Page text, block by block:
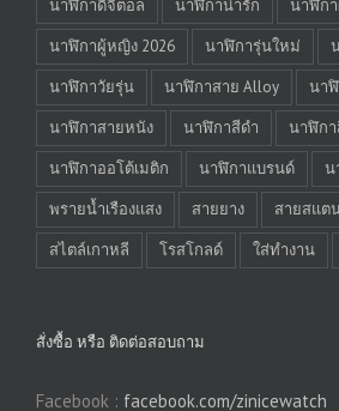
นาฬิกาดิจิตอล
นาฬิกาน่ารัก
นาฬิก
นาฬิกาผู้หญิง 2026
นาฬิการุ่นใหม่
นาฬิกาวัยรุ่น
นาฬิกาสาย Alloy
นา
นาฬิกาสายหนัง
นาฬิกาสีดำ
นาฬิก
นาฬิกาออโต้เมติก
นาฬิกาแบรนด์
น
พรายน้ำเรืองแสง
สายยาง สายสแต
สไตล์เกาหลี
โรสโกลด์ ใส่ทำงาน
สั่งซื้อ หรือ ติดต่อสอบถาม
Facebook : facebook.com/zinicewatch